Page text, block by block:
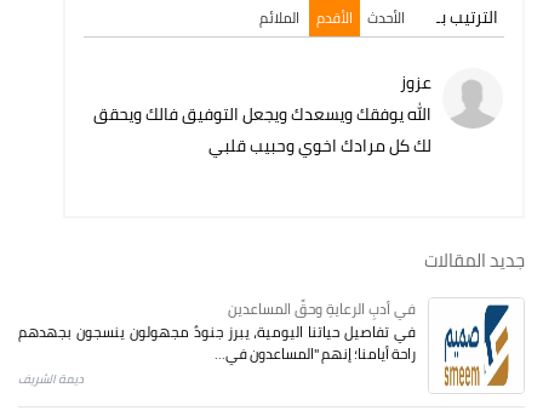
الترتيب بـ الأحدث الأقدم الملائم
عزوز
الله يوفقك ويسعدك ويجعل التوفيق فالك ويحقق
لك كل مرادك اخوي وحبيب قلبي
جديد المقالات
في أدبِ الرعايةِ وحقِّ المساعدين
في تفاصيل حياتنا اليومية، يبرز جنودٌ مجهولون ينسجون بجهدهم
راحة أيامنا؛ إنهم "المساعدون في...
ديمة الشريف